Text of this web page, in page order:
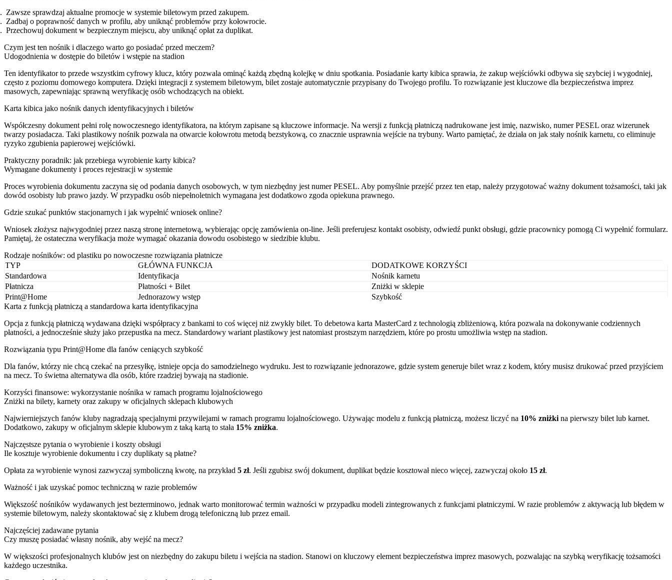
Zawsze sprawdzaj aktualne promocje w systemie biletowym przed zakupem.
Zadbaj o poprawność danych w profilu, aby uniknąć problemów przy kołowrocie.
Przechowuj dokument w bezpiecznym miejscu, aby uniknąć opłat za duplikat.
Czym jest ten nośnik i dlaczego warto go posiadać przed meczem?
Udogodnienia w dostępie do biletów i wstępie na stadion
Ten identyfikator to przede wszystkim cyfrowy klucz, który pozwala ominąć każdą zbędną kolejkę w dniu spotkania. Posiadanie karty kibica sprawia, że zakup wejściówki odbywa się szybciej i wygodniej,
często z poziomu domowego komputera. Dzięki integracji z systemem biletowym, bilet zostaje automatycznie przypisany do Twojego profilu. To rozwiązanie jest kluczowe dla bezpieczeństwa imprez
masowych, zapewniając sprawną weryfikację osób wchodzących na obiekt.
Karta kibica jako nośnik danych identyfikacyjnych i biletów
Współczesny dokument pełni rolę nowoczesnego identyfikatora, na którym zapisane są kluczowe informacje. Na wersji z funkcją płatniczą nadrukowane jest imię, nazwisko, numer PESEL oraz wizerunek
twarzy posiadacza. Taki plastikowy nośnik pozwala na otwarcie kołowrotu metodą bezstykową, co znacznie usprawnia wejście na trybuny. Warto pamiętać, że działa on jak stały nośnik karnetu, co eliminuje
ryzyko zgubienia papierowej wejściówki.
Praktyczny poradnik: jak przebiega wyrobienie karty kibica?
Wymagane dokumenty i proces rejestracji w systemie
Proces wyrobienia dokumentu zaczyna się od podania danych osobowych, w tym niezbędny jest numer PESEL. Aby pomyślnie przejść przez ten etap, należy przygotować ważny dokument tożsamości, taki jak
dowód osobisty lub prawo jazdy. W przypadku osób niepełnoletnich wymagana jest dodatkowo zgoda opiekuna prawnego.
Gdzie szukać punktów stacjonarnych i jak wypełnić wniosek online?
Wniosek złożysz najwygodniej przez naszą stronę internetową, wybierając opcję zamówienia on-line. Jeśli preferujesz kontakt osobisty, odwiedź punkt obsługi, gdzie pracownicy pomogą Ci wypełnić formularz.
Pamiętaj, że ostateczna weryfikacja może wymagać okazania dowodu osobistego w siedzibie klubu.
Rodzaje nośników: od plastiku po nowoczesne rozwiązania płatnicze
TYP
GŁÓWNA FUNKCJA
DODATKOWE KORZYŚCI
Standardowa
Identyfikacja
Nośnik karnetu
Płatnicza
Płatności + Bilet
Zniżki w sklepie
Print@Home
Jednorazowy wstęp
Szybkość
Karta z funkcją płatniczą a standardowa karta identyfikacyjna
Opcja z funkcją płatniczą wydawana dzięki współpracy z bankami to coś więcej niż zwykły bilet. To debetowa karta MasterCard z technologią zbliżeniową, która pozwala na dokonywanie codziennych
płatności, a jednocześnie służy jako przepustka na mecz. Standardowy wariant plastikowy jest natomiast prostszym narzędziem, które po prostu umożliwia wstęp na stadion.
Rozwiązania typu Print@Home dla fanów ceniących szybkość
Dla fanów, którzy nie chcą czekać na przesyłkę, istnieje opcja do samodzielnego wydruku. Jest to rozwiązanie jednorazowe, gdzie system generuje bilet wraz z kodem, który musisz drukować przed przyjściem
na mecz. To świetna alternatywa dla osób, które rzadziej bywają na stadionie.
Korzyści finansowe: wykorzystanie nośnika w ramach programu lojalnościowego
Zniżki na bilety, karnety oraz zakupy w oficjalnych sklepach klubowych
Najwierniejszych fanów kluby nagradzają specjalnymi przywilejami w ramach programu lojalnościowego. Używając modelu z funkcją płatniczą, możesz liczyć na 10% zniżki na pierwszy bilet lub karnet.
Dodatkowo, zakupy w oficjalnym sklepie klubowym z taką kartą to stała 15% zniżka.
Najczęstsze pytania o wyrobienie i koszty obsługi
Ile kosztuje wyrobienie dokumentu i czy duplikaty są płatne?
Opłata za wyrobienie wynosi zazwyczaj symboliczną kwotę, na przykład 5 zł. Jeśli zgubisz swój dokument, duplikat będzie kosztował nieco więcej, zazwyczaj około 15 zł.
Ważność i jak uzyskać pomoc techniczną w razie problemów
Większość nośników wydawanych jest bezterminowo, jednak warto monitorować termin ważności w przypadku modeli zintegrowanych z funkcjami płatniczymi. W razie problemów z aktywacją lub błędem w
systemie biletowym, należy skontaktować się z klubem drogą telefoniczną lub przez email.
Najczęściej zadawane pytania
Czy muszę posiadać własny nośnik, aby wejść na mecz?
W większości profesjonalnych klubów jest on niezbędny do zakupu biletu i wejścia na stadion. Stanowi on kluczowy element bezpieczeństwa imprez masowych, pozwalając na szybką weryfikację tożsamości
każdego uczestnika.